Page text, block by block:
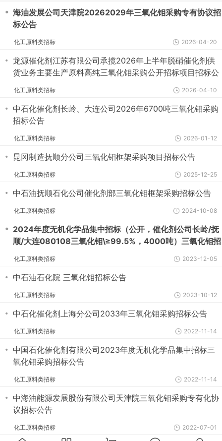
・ 海油发展公司天津院20262029年三氧化钼采购专有协议招
标公告
化工原料类招标 2026-04-20
・ 龙源催化剂江苏有限公司承揽2026年上半年脱硝催化剂供
货业务主要生产原料高纯三氧化钼采购公开招标项目招标公
化工原料类招标 2026-04-10
・ 中石化催化剂长岭、大连公司2026年6700吨三氧化钼采购
招标公告
化工原料类招标 2026-01-12
・ 昆冈制造抚顺分公司三氧化钼框架采购项目招标公告
化工原料类招标 2025-12-25
・ 中石油抚顺石化公司催化剂部三氧化钼框架采购招标公告
化工原料类招标 2024-10-08
・ 2024年度无机化学品集中招标（公开，催化剂公司长岭/抚
顺/大连080108三氧化钼\≥99.5%，4000吨）三氧化钼招
化工原料类招标 2023-12-05
・ 中石油石化院 三氧化钼招标公告
化工原料类招标 2023-10-12
・ 中石化催化剂上海分公司2033年三氧化钼采购招标公告
化工原料类招标 2022-11-14
・ 中国石化催化剂有限公司2023年度无机化学品集中招标三
氧化钼采购招标公告
化工原料类招标 2022-11-14
・ 中海油能源发展股份有限公司天津院三氧化钼采购专有化协
议招标公告
化工原料类招标 2022-07-01